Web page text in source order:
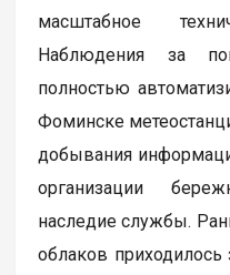
масштабное
Наблюдения за
полностью
Фоминске
добывания
организации
наследие службы.
облаков